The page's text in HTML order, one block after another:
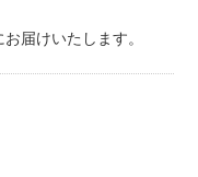
届けいたします。